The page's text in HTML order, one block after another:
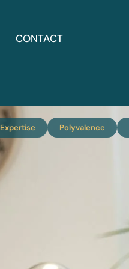
CONTACT
Expertise Polyvalence